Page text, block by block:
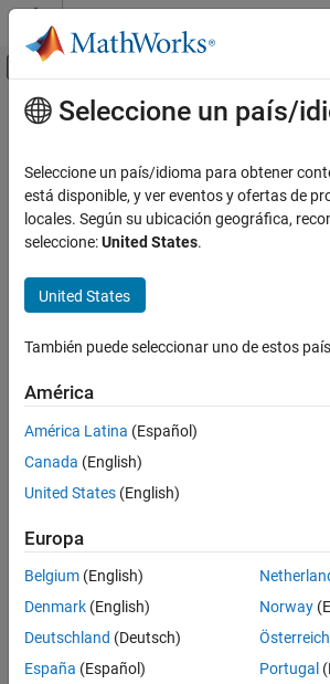
Saltar al contenido
Mostrar/ocultar menú de
Inicio de Documentación
Contenido principal
How useful was this
Seleccione un país/
Seleccione un país/idioma para obtener
está disponible, y ver eventos y ofertas de
locales. Según su ubicación geográfica,
seleccione:United States.
United States
También puede seleccionar uno de estos
América
América Latina (Español)
Canada (English)
United States (English)
Europa
Belgium (English)
Denmark (English)
Deutschland (Deutsch)
España (Español)
Norway
Österreich
Portugal
Centro de confianza
Marcas comerciales
Política de privacidad
Antipiratería
Información de contacto
© 1994-2026 The MathWorks, Inc.